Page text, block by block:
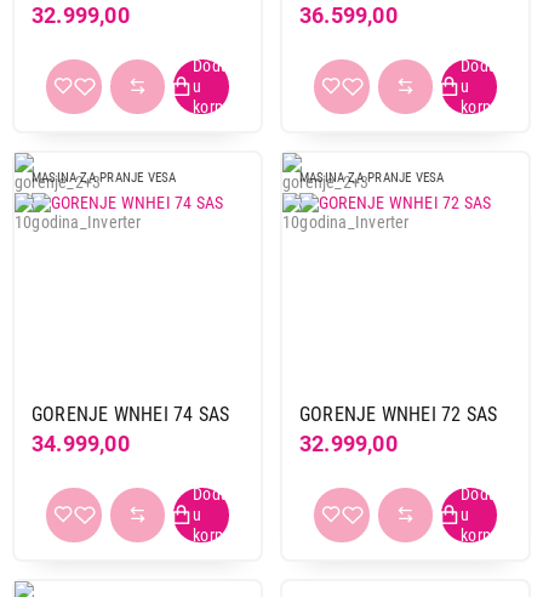
32.999,00 36.599,00
MASINA ZA PRANJE VESA
GORENJE WNHEI 74 SAS
34.999,00
MASINA ZA PRANJE VESA
GORENJE WNHEI 72 SAS
32.999,00